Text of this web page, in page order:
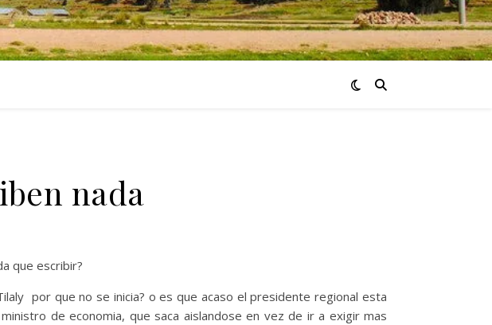
nada
que escribir?
por que no se inicia? o es que acaso el presidente regional esta
de economia, que saca aislandose en vez de ir a exigir mas